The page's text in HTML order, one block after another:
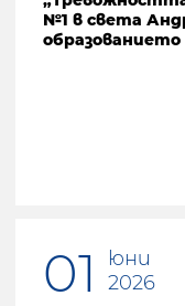
№1 в света
образованието
01
юни
2026